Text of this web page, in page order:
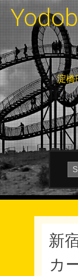
淀橋
Skip
新
カ